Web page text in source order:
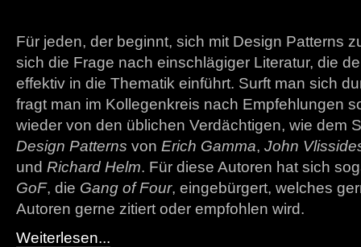
Für jeden, der beginnt, sich mit Design Patterns
sich die Frage nach einschlägiger Literatur, die
effektiv in die Thematik einführt. Surft man sich
fragt man im Kollegenkreis nach Empfehlungen
wieder von den üblichen Verdächtigen, wie dem
Design Patterns von Erich Gamma, John
und Richard Helm. Für diese Autoren hat sich
GoF, die Gang of Four, eingebürgert, welches
Autoren gerne zitiert oder empfohlen wird.
Weiterlesen...